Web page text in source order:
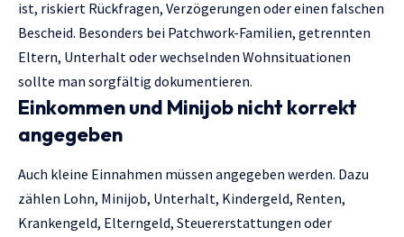
ist, riskiert Rückfragen, Verzögerungen oder einen falschen
Bescheid. Besonders bei Patchwork-Familien, getrennten
Eltern, Unterhalt oder wechselnden Wohnsituationen
sollte man sorgfältig dokumentieren.
Einkommen und Minijob nicht korrekt
angegeben
Auch kleine Einnahmen müssen angegeben werden. Dazu
zählen Lohn, Minijob, Unterhalt, Kindergeld, Renten,
Krankengeld, Elterngeld, Steuererstattungen oder